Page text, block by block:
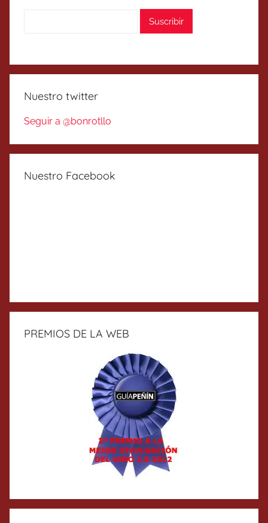
Nuestro twitter
Seguir a @bonrotllo
Nuestro Facebook
PREMIOS DE LA WEB